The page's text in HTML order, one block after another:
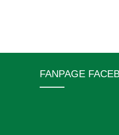
FANPAGE